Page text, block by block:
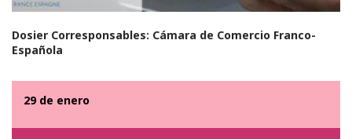
Dosier Corresponsables: Cámara de Comercio Franco-
Española
29 de enero